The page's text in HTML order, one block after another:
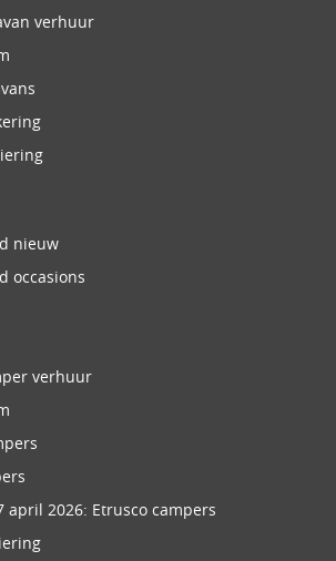
verhuur
nieuw
occasions
verhuur
april 2026: Etrusco campers